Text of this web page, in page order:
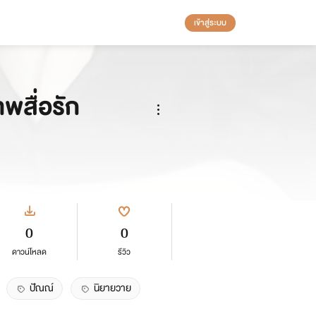
เข้าสู่ระบบ
พสื่อรัก
0
ดาวน์โหลด
0
รีวิว
ปัณณ์
นิยายวาย